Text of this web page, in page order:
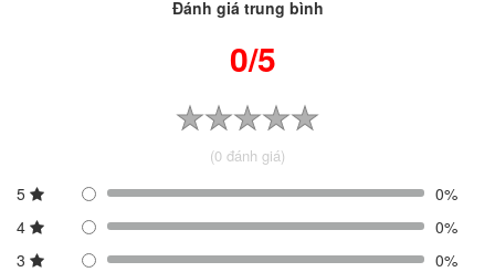
Đánh giá trung bình
0/5
(0 đánh giá)
5
0%
4
0%
3
0%